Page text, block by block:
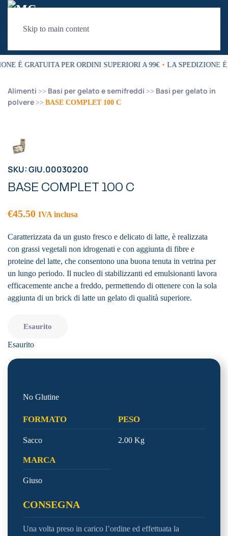
Skip to main content
È GRATUITA PER ORDINI SUPERIORI A 99€ • LA SPEDIZIONE È
Alimenti Basi per gelato e semifreddi
Basi per gelato in
polvere
BASE COMPLET 100 C
SKU: GIU.00030200
BASE COMPLET 100 C
€45.50 IVA inclusa
Caratterizzata da un gusto fresco e delicato di latte, è realizzata
con grassi vegetali non idrogenati e con aggiunta di fibre e
proteine del latte, che consentono una buona tenuta in vetrina per
un lungo periodo. Il nucleo di stabilizzanti ed emulsionanti lavora
efficacemente anche a freddo, permettendo di ottenere con la sola
aggiunta di un brick di latte un gelato di qualità superiore.
Esaurito
Esaurito
No Glutine
FORMATO
Sacco
PESO
2.00 Kg
MARCA
Giuso
CONSEGNA
Una volta preso in carico l’ordine ed effettuata la